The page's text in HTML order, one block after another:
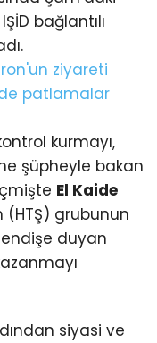
bağlantılı
kurmayı,
şüpheyle bakan
El Kaide
(HTŞ) grubunun
duyan
siyasi ve